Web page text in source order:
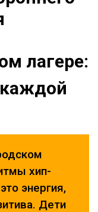
лагере:
хип-
энергия,
Дети